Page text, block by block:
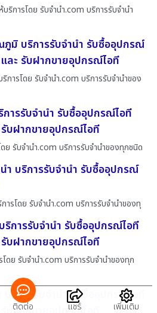
ริการโดย รับจํานํา.com บริการรับจำนำ
มิ บริการรับจำนำ รับซื้ออุปกรณ์
ละ รับฝากขายอุปกรณ์ไอที
การโดย รับจํานํา.com บริการรับจำนำของ
การรับจำนำ รับซื้ออุปกรณ์ไอที
บฝากขายอุปกรณ์ไอที
ย รับจํานํา.com บริการรับจำนำของทุกชนิด
ำ บริการรับจำนำ รับซื้ออุปกรณ์
ารโดย รับจํานํา.com บริการรับจำนำของทุ
ริการรับจำนำ รับซื้ออุปกรณ์ไอที
บฝากขายอุปกรณ์ไอที
ดย รับจํานํา.com บริการรับจำนำของทุก
บริการรับจำนำ รับซื้ออุปกรณ์ไอที
ติดต่อ แชร์ เพิ่มเติม